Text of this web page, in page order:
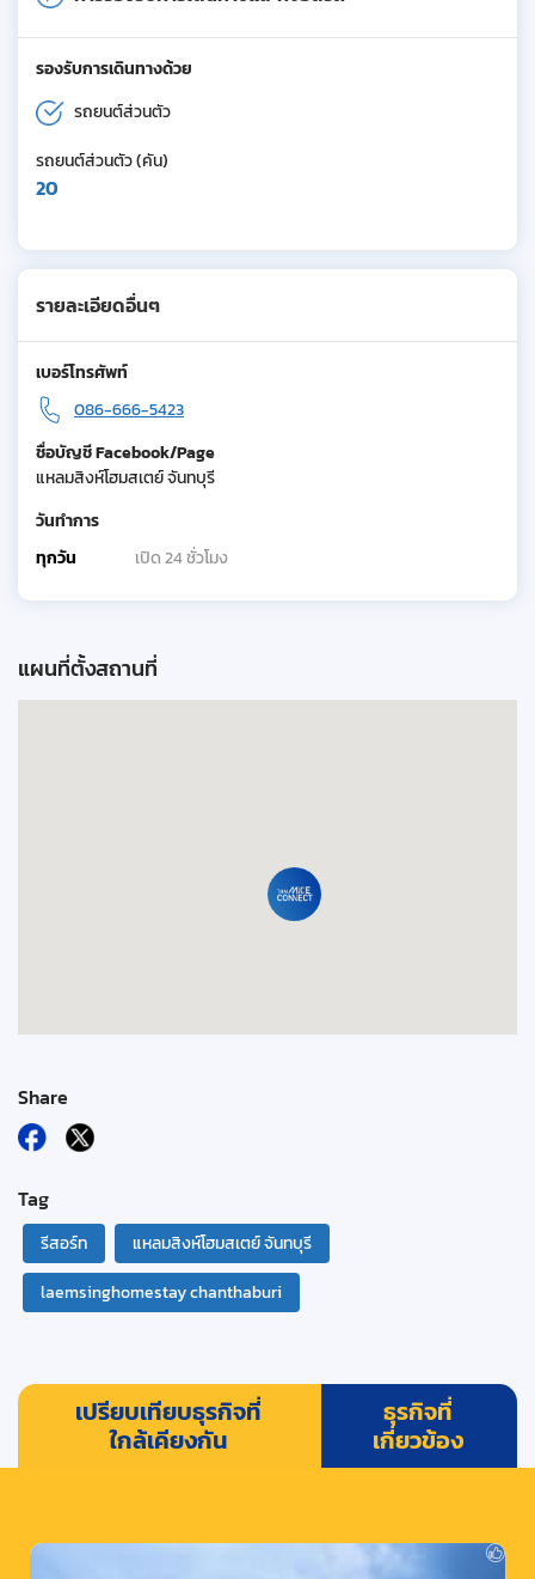
รองรับการเดินทางด้วย
รถยนต์ส่วนตัว
รถยนต์ส่วนตัว (คัน)
20
รายละเอียดอื่นๆ
เบอร์โทรศัพท์
086-666-5423
ชื่อบัญชี Facebook/Page
แหลมสิงห์โฮมสเตย์ จันทบุรี
วันทำการ
ทุกวัน
เปิด 24 ชั่วโมง
แผนที่ตั้งสถานที่
Share
Tag
รีสอร์ท
แหลมสิงห์โฮมสเตย์ จันทบุรี
laemsinghomestay chanthaburi
เปรียบเทียบธุรกิจที่
ใกล้เคียงกัน
ธุรกิจที่
เกี่ยวข้อง